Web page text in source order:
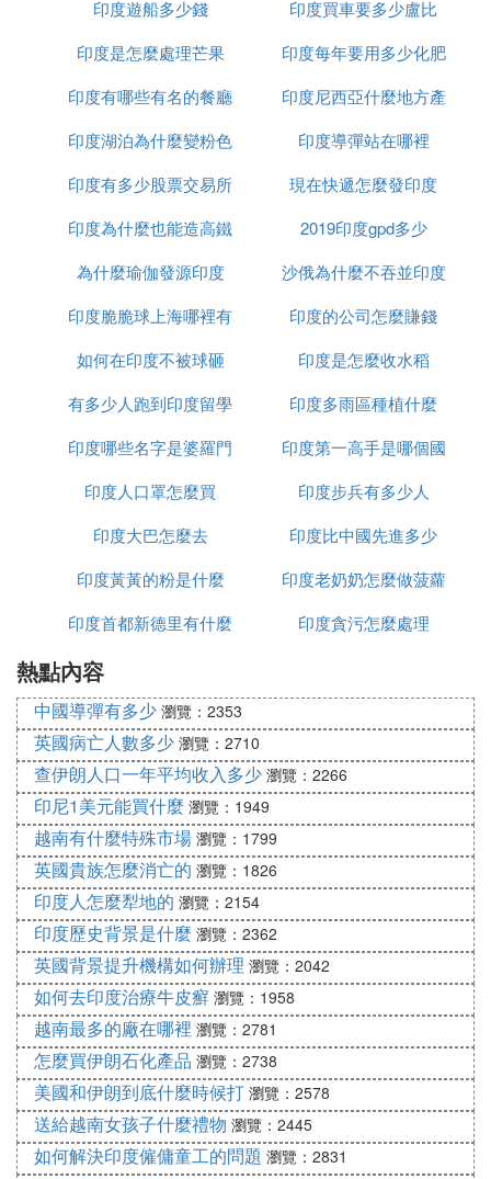
記憶法是記住重要地區的經緯度，如美國、日本、英
國、德國、俄羅斯、義大利、巴西、印度等重要國
到太陽
印度遊船多少錢
印度買車要多少盧比
印度是怎麼處理芒果
印度每年要用多少化肥
印度有哪些有名的餐廳
印度尼西亞什麼地方產
榴槤
印度湖泊為什麼變粉色
印度導彈站在哪裡
印度有多少股票交易所
現在快遞怎麼發印度
印度為什麼也能造高鐵
2019印度gpd多少
為什麼瑜伽發源印度
沙俄為什麼不吞並印度
印度脆脆球上海哪裡有
印度的公司怎麼賺錢
如何在印度不被球砸
印度是怎麼收水稻
有多少人跑到印度留學
印度多雨區種植什麼
印度哪些名字是婆羅門
種姓
印度第一高手是哪個國
家
印度人口罩怎麼買
印度步兵有多少人
印度大巴怎麼去
印度比中國先進多少
印度黃黃的粉是什麼
印度老奶奶怎麼做菠蘿
印度首都新德里有什麼
印度貪污怎麼處理
熱點內容
中國導彈有多少 瀏覽：2353
英國病亡人數多少 瀏覽：2710
查伊朗人口一年平均收入多少 瀏覽：2266
印尼1美元能買什麼 瀏覽：1949
越南有什麼特殊市場 瀏覽：1799
英國貴族怎麼消亡的 瀏覽：1826
印度人怎麼犁地的 瀏覽：2154
印度歷史背景是什麼 瀏覽：2362
英國背景提升機構如何辦理 瀏覽：2042
如何去印度治療牛皮癬 瀏覽：1958
越南最多的廠在哪裡 瀏覽：2781
怎麼買伊朗石化產品 瀏覽：2738
美國和伊朗到底什麼時候打 瀏覽：2578
送給越南女孩子什麼禮物 瀏覽：2445
如何解決印度僱傭童工的問題 瀏覽：2831